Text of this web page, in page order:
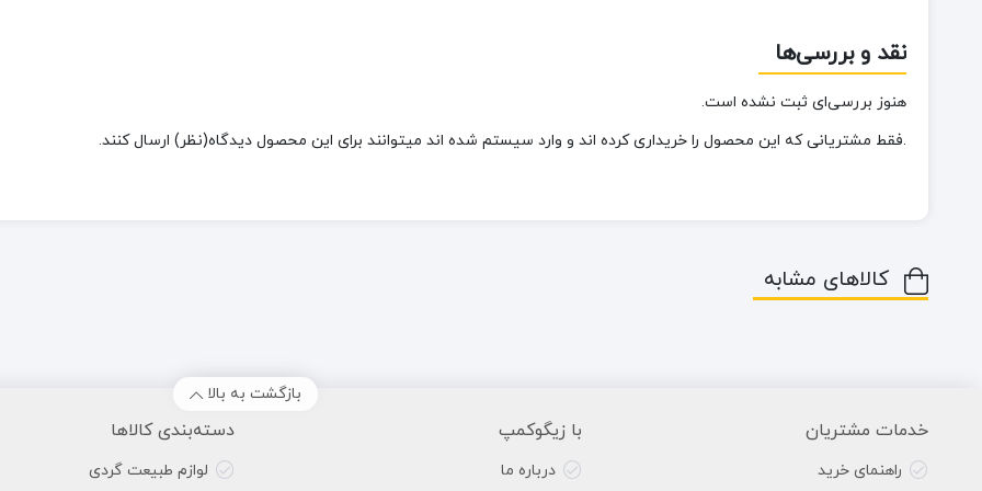
نقد و بررسی‌ها
هنوز بررسی‌ای ثبت نشده است.
.فقط مشتریانی که این محصول را خریداری کرده اند و وارد سیستم شده اند میتوانند برای این محصول دیدگاه(نظر) ارسال کنند.
کالاهای مشابه
بازگشت به بالا
خدمات مشتریان
راهنمای خرید
با زیگوکمپ
درباره ما
دسته‌بندی کالاها
لوازم طبیعت گردی